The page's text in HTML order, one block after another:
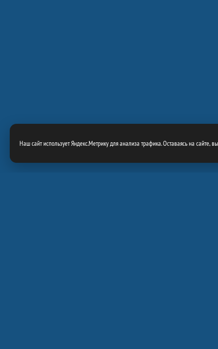
Наш сайт использует Яндекс.Метрику для анализа трафика. Оставаясь на сайте,